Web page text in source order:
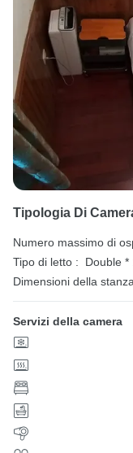
Tipologia Di
Numero massimo di
Tipo di letto :
Double *
Dimensioni della
Servizi della camera